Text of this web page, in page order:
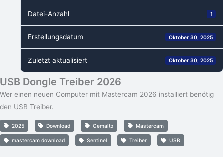
Datei-Anzahl 1
Erstellungsdatum Oktober 30, 2025
Zuletzt aktualisiert Oktober 30, 2025
USB Dongle Treiber 2026
Wer einen neuen Computer mit Mastercam 2026 installiert benötig
den USB Treiber.
2025 Download Gemalto Mastercam
mastercam download Sentinel Treiber USB